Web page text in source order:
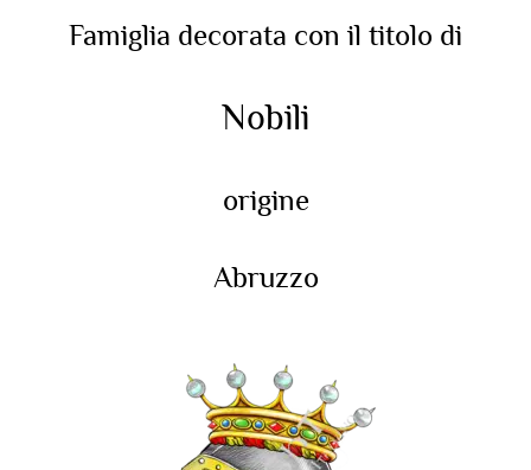
Famiglia decorata con il titolo di
Nobili
origine
Abruzzo